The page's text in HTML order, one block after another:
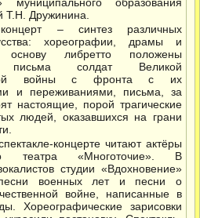
Т.Н. Дружинина.
концерт – синтез различных
хореографии, драмы и
либретто положены
письма солдат Великой
войны с фронта с их
и переживаниями, письма, за
настоящие, порой трагические
людей, оказавшихся на грани
концерте читают актёры
театра «Многоточие». В
студии «Вдохновение»
песни военных лет и песни о
войне, написанные в
Хореографические зарисовки